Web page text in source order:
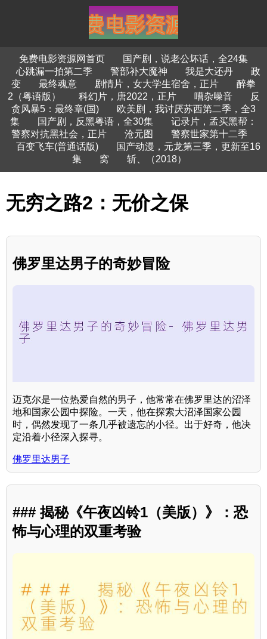
免费电影资源网首页
国产剧，说老公坏话，全24集
心跳漏一拍第二季
警部补大魔神 我是大还丹
政
变
最终魂意 剧情片，女大学生宿舍，正片
醉拳
2（粤语版）
科幻片，唐2022，正片 嘈杂噪音
反
贪风暴5：最终章(国)
欧美剧，我讨厌苏西第二季，全3
集
国产剧，反黑粤语，全30集
记录片，孟买黑帮：
警察对抗黑社会，正片
沧元图
警察世家第十二季
百变飞车(普通话版)
国产动漫，元龙第三季，更新至16
集
窝 斩、（2018）
无穷之路2：无价之保
佛罗里达男子的奇妙冒险
迈克尔是一位热爱自然的男子，他常常在佛罗里达的沼泽
地和国家公园中探险。一天，他在探索大沼泽国家公园
时，偶然发现了一条几乎被遗忘的小径。出于好奇，他决
定沿着小径深入探寻。
佛罗里达男子
### 揭秘《午夜凶铃1（美版）》：恐
怖与心理的双重考验